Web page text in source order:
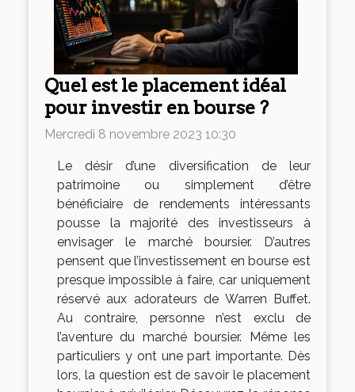
Quel est le placement idéal
pour investir en bourse ?
Mercredi 8 novembre 2023 10:30
Le désir d’une diversification de leur
patrimoine ou simplement d’être
bénéficiaire de rendements intéressants
pousse la majorité des investisseurs à
envisager le marché boursier. D’autres
pensent que l’investissement en bourse est
presque impossible à faire, car uniquement
réservé aux adorateurs de Warren Buffet.
Au contraire, personne n’est exclu de
l’aventure du marché boursier. Même les
particuliers y ont une part importante. Dès
lors, la question est de savoir le placement